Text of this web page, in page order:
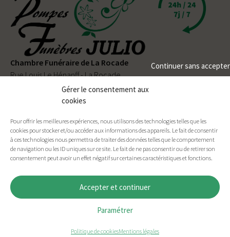
Gérer le consentement aux
cookies
Pour offrir les meilleures expériences, nous utilisons des technologies telles que les
cookies pour stocker et/ou accéder aux informations des appareils. Le fait de consentir
à ces technologies nous permettra de traiter des données telles que le comportement
de navigation ou les ID uniques sur ce site. Le fait de ne pas consentir ou de retirer son
consentement peut avoir un effet négatif sur certaines caractéristiques et fonctions.
Accepter et continuer
Continuer sans accepter
Paramétrer
Politique de cookiesMentions légales
Chambre Funéraire de La Rocade
Rue Louis Le Hénanff - La Rocade
56330 PLUVIGNER
02 97 50 90 80
Permanence téléphonique24h/24et7j/7